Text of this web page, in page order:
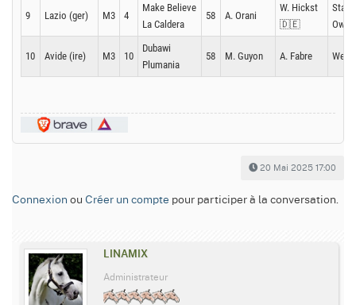
9 Lazio (ger) M3 4
Make Believe
La Caldera
58 A. Orani
W. Hickst
🇩🇪
Stall
10 Avide (ire) M3 10
Dubawi
Plumania
58 M. Guyon A. Fabre
20 Mai 2025 17:00
Connexion ou Créer un compte pour participer à la conversation.
LINAMIX
Administrateur